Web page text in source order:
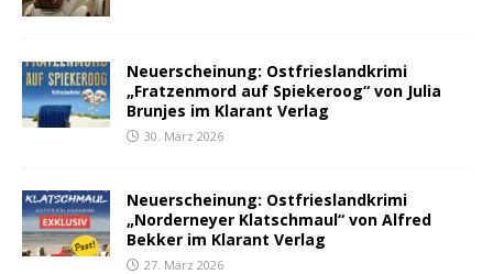
Neuerscheinung: Ostfrieslandkrimi
„Fratzenmord auf Spiekeroog“ von Julia
Brunjes im Klarant Verlag
30. März 2026
Neuerscheinung: Ostfrieslandkrimi
„Norderneyer Klatschmaul“ von Alfred
Bekker im Klarant Verlag
27. März 2026